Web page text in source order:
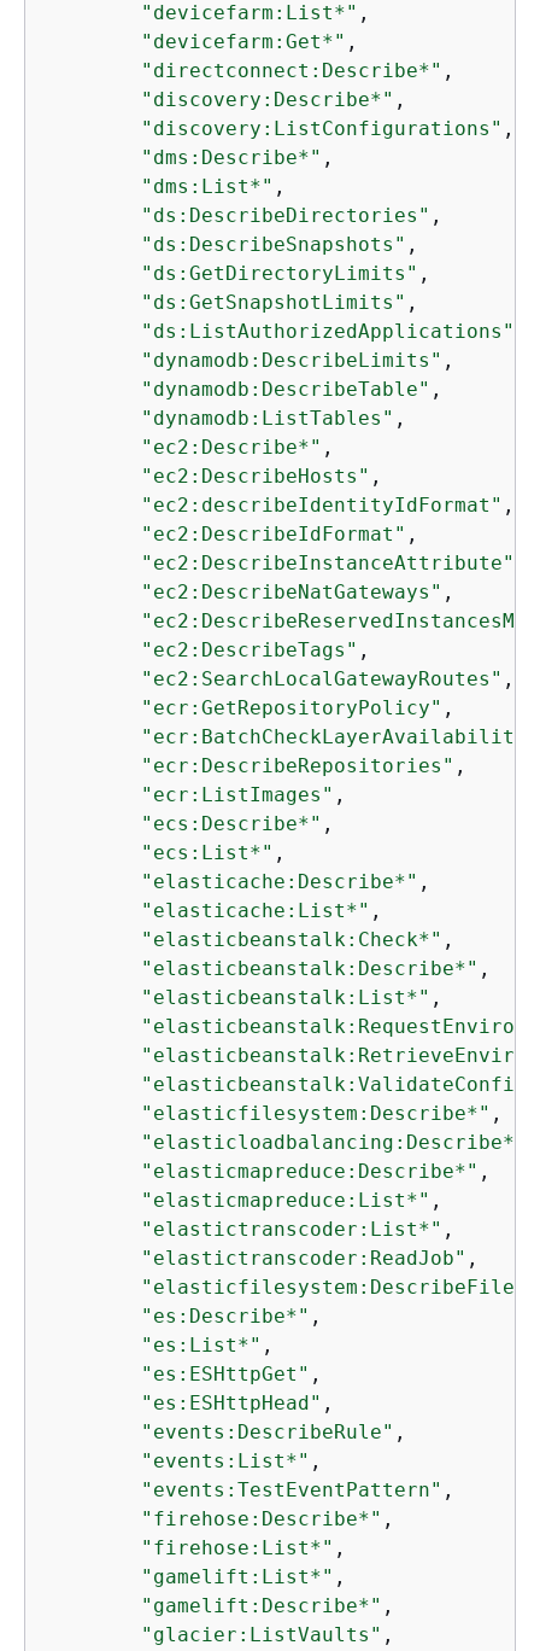
"devicefarm:List*" ,
"devicefarm:Get*" ,
"directconnect:Describe*" ,
"discovery:Describe*" ,
"discovery:ListConfigurations" ,
"dms:Describe*" ,
"dms:List*" ,
"ds:DescribeDirectories" ,
"ds:DescribeSnapshots" ,
"ds:GetDirectoryLimits" ,
"ds:GetSnapshotLimits" ,
"ds:ListAuthorizedApplications"
"dynamodb:DescribeLimits" ,
"dynamodb:DescribeTable" ,
"dynamodb:ListTables" ,
"ec2:Describe*" ,
"ec2:DescribeHosts" ,
"ec2:describeIdentityIdFormat" ,
"ec2:DescribeIdFormat" ,
"ec2:DescribeInstanceAttribute"
"ec2:DescribeNatGateways" ,
"ec2:DescribeTags" ,
"ec2:SearchLocalGatewayRoutes" ,
"ecr:GetRepositoryPolicy" ,
"ecr:BatchCheckLayerAvailability"
"ecr:DescribeRepositories" ,
"ecr:ListImages" ,
"ecs:Describe*" ,
"ecs:List*" ,
"elasticache:Describe*" ,
"elasticache:List*" ,
"elasticbeanstalk:Check*" ,
"elasticbeanstalk:Describe*" ,
"elasticbeanstalk:List*" ,
"elasticfilesystem:Describe*" ,
"elasticloadbalancing:Describe*"
"elasticmapreduce:Describe*" ,
"elasticmapreduce:List*" ,
"elastictranscoder:List*" ,
"elastictranscoder:ReadJob" ,
"es:Describe*" ,
"es:List*" ,
"es:ESHttpGet" ,
"es:ESHttpHead" ,
"events:DescribeRule" ,
"events:List*" ,
"events:TestEventPattern" ,
"firehose:Describe*" ,
"firehose:List*" ,
"gamelift:List*" ,
"gamelift:Describe*" ,
"glacier:ListVaults" ,